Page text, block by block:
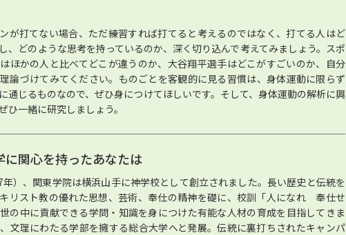
が打てない場合、ただ練習すれば打てると考えるのではなく、打てる人はど
、どのような思考を持っているのか、深く切り込んで考えてみましょう。スポ
ほかの人と比べてどこが違うのか、大谷翔平選手はどこがすごいのか、自分
論づけてみてください。ものごとを客観的に見る習慣は、身体運動に限らず
通じるものなので、ぜひ身につけてほしいです。そして、身体運動の解析に興
ひ一緒に研究しましょう。
に関心を持ったあなたは
）、関東学院は横浜山手に神学校として創立されました。長い歴史と伝統を
リスト教の優れた思想、芸術、奉仕の精神を礎に、校訓「人になれ 奉仕せ
の中に貢献できる学問・知識を身につけた有能な人材の育成を目指してきま
文理にわたる学部を擁する総合大学へと発展。伝統に裏打ちされたキャンパ